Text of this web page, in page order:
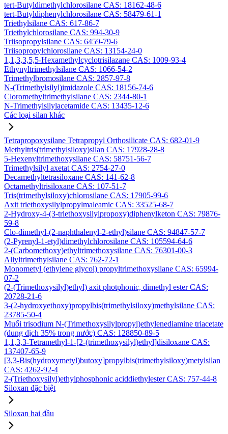
tert-Butyldimethylchlorosilane CAS: 18162-48-6
tert-Butyldiphenylchlorosilane CAS: 58479-61-1
Triethylsilane CAS: 617-86-7
Triethylchlorosilane CAS: 994-30-9
Triisopropylsilane CAS: 6459-79-6
Triisopropylchlorosilane CAS: 13154-24-0
1,1,3,3,5,5-Hexamethylcyclotrisilazane CAS: 1009-93-4
Ethynyltrimethylsilane CAS: 1066-54-2
Trimethylbromosilane CAS: 2857-97-8
N-(Trimethylsilyl)imidazole CAS: 18156-74-6
Cloromethyltrimethylsilane CAS: 2344-80-1
N-Trimethylsilylacetamide CAS: 13435-12-6
Các loại silan khác
Tetrapropoxysilane Tetrapropyl Orthosilicate CAS: 682-01-9
Methyltris(trimethylsiloxy)silan CAS: 17928-28-8
5-Hexenyltrimethoxysilane CAS: 58751-56-7
Trimethylsilyl axetat CAS: 2754-27-0
Decamethyltetrasiloxane CAS: 141-62-8
Octamethyltrisiloxane CAS: 107-51-7
Tris(trimethylsiloxy)chlorosilane CAS: 17905-99-6
Axit triethoxysilylpropylmaleamic CAS: 33525-68-7
2-Hydroxy-4-(3-triethoxysilylpropoxy)diphenylketon CAS: 79876-
59-8
Clo-dimethyl-(2-naphthalenyl-2-ethyl)silane CAS: 94847-57-7
(2-Pyrenyl-1-etyl)dimethylchlorosilane CAS: 105594-64-6
2-(Carbomethoxy)ethyltrimethoxysilane CAS: 76301-00-3
Allyltrimethylsilane CAS: 762-72-1
Monometyl (ethylene glycol) propyltrimethoxysilane CAS: 65994-
07-2
(2-(Trimethoxysilyl)ethyl) axit photphonic, dimethyl ester CAS:
20728-21-6
3-(2-hydroxyethoxy)propylbis(trimethylsiloxy)methylsilane CAS:
23785-50-4
Muối trisodium N-(Trimethoxysilylpropyl)ethylenediamine triacetate
(dung dịch 35% trong nước) CAS: 128850-89-5
1,1,3,3-Tetramethyl-1-[2-(trimethoxysilyl)ethyl]disiloxane CAS:
137407-65-9
[3,3-Bis(hydroxymetyl)butoxy]propylbis(trimethylsiloxy)metylsilan
CAS: 4262-92-4
2-(Triethoxysilyl)ethylphosphonic aciddiethylester CAS: 757-44-8
Siloxan đặc biệt
Siloxan hai đầu